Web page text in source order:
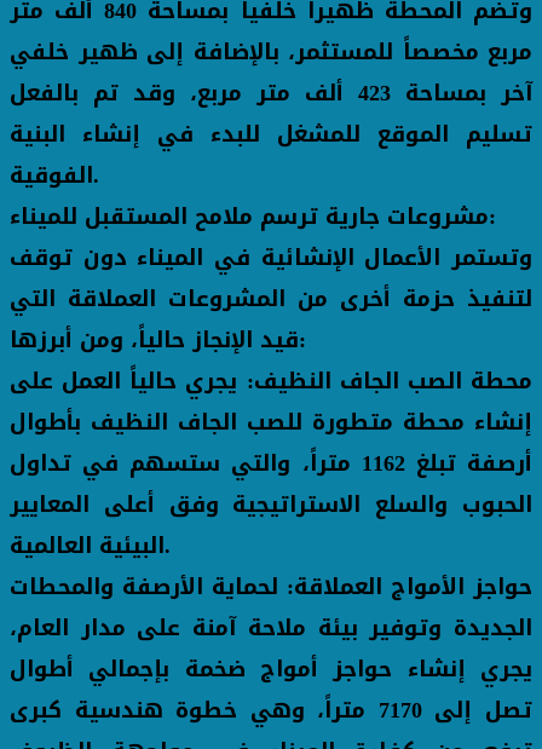
وتضم المحطة ظهيراً خلفياً بمساحة 840 ألف متر
مربع مخصصاً للمستثمر، بالإضافة إلى ظهير خلفي
آخر بمساحة 423 ألف متر مربع، وقد تم بالفعل
تسليم الموقع للمشغل للبدء في إنشاء البنية
الفوقية.
مشروعات جارية ترسم ملامح المستقبل للميناء:
وتستمر الأعمال الإنشائية في الميناء دون توقف
لتنفيذ حزمة أخرى من المشروعات العملاقة التي
قيد الإنجاز حالياً، ومن أبرزها:
محطة الصب الجاف النظيف: يجري حالياً العمل على
إنشاء محطة متطورة للصب الجاف النظيف بأطوال
أرصفة تبلغ 1162 متراً، والتي ستسهم في تداول
الحبوب والسلع الاستراتيجية وفق أعلى المعايير
البيئية العالمية.
حواجز الأمواج العملاقة: لحماية الأرصفة والمحطات
الجديدة وتوفير بيئة ملاحة آمنة على مدار العام،
يجري إنشاء حواجز أمواج ضخمة بإجمالي أطوال
تصل إلى 7170 متراً، وهي خطوة هندسية كبرى